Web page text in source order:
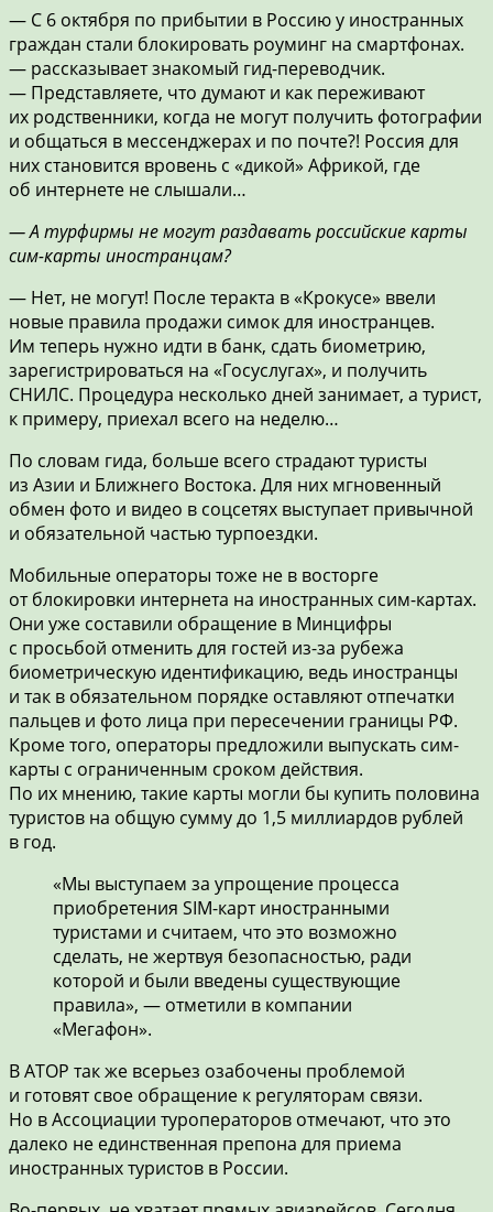
— С 6 октября по прибытии в Россию у иностранных
граждан стали блокировать роуминг на смартфонах.
— рассказывает знакомый гид-переводчик.
— Представляете, что думают и как переживают
их родственники, когда не могут получить фотографии
и общаться в мессенджерах и по почте?! Россия для
них становится вровень с «дикой» Африкой, где
об интернете не слышали…
— А турфирмы не могут раздавать российские карты
сим-карты иностранцам?
— Нет, не могут! После теракта в «Крокусе» ввели
новые правила продажи симок для иностранцев.
Им теперь нужно идти в банк, сдать биометрию,
зарегистрироваться на «Госуслугах», и получить
СНИЛС. Процедура несколько дней занимает, а турист,
к примеру, приехал всего на неделю…
По словам гида, больше всего страдают туристы
из Азии и Ближнего Востока. Для них мгновенный
обмен фото и видео в соцсетях выступает привычной
и обязательной частью турпоездки.
Мобильные операторы тоже не в восторге
от блокировки интернета на иностранных сим-картах.
Они уже составили обращение в Минцифры
с просьбой отменить для гостей из-за рубежа
биометрическую идентификацию, ведь иностранцы
и так в обязательном порядке оставляют отпечатки
пальцев и фото лица при пересечении границы РФ.
Кроме того, операторы предложили выпускать сим-
карты с ограниченным сроком действия.
По их мнению, такие карты могли бы купить половина
туристов на общую сумму до 1,5 миллиардов рублей
в год.
«Мы выступаем за упрощение процесса
приобретения SIM-карт иностранными
туристами и считаем, что это возможно
сделать, не жертвуя безопасностью, ради
которой и были введены существующие
правила», — отметили в компании
«Мегафон».
В АТОР так же всерьез озабочены проблемой
и готовят свое обращение к регуляторам связи.
Но в Ассоциации туроператоров отмечают, что это
далеко не единственная препона для приема
иностранных туристов в России.